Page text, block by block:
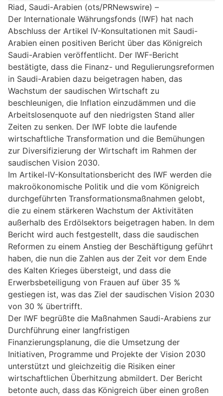
Riad, Saudi-Arabien (ots/PRNewswire) –
Der Internationale Währungsfonds (IWF) hat nach
Abschluss der Artikel IV-Konsultationen mit Saudi-
Arabien einen positiven Bericht über das Königreich
Saudi-Arabien veröffentlicht. Der IWF-Bericht
bestätigte, dass die Finanz- und Regulierungsreformen
in Saudi-Arabien dazu beigetragen haben, das
Wachstum der saudischen Wirtschaft zu
beschleunigen, die Inflation einzudämmen und die
Arbeitslosenquote auf den niedrigsten Stand aller
Zeiten zu senken. Der IWF lobte die laufende
wirtschaftliche Transformation und die Bemühungen
zur Diversifizierung der Wirtschaft im Rahmen der
saudischen Vision 2030.
Im Artikel-IV-Konsultationsbericht des IWF werden die
makroökonomische Politik und die vom Königreich
durchgeführten Transformationsmaßnahmen gelobt,
die zu einem stärkeren Wachstum der Aktivitäten
außerhalb des Erdölsektors beigetragen haben. In dem
Bericht wird auch festgestellt, dass die saudischen
Reformen zu einem Anstieg der Beschäftigung geführt
haben, die nun die Zahlen aus der Zeit vor dem Ende
des Kalten Krieges übersteigt, und dass die
Erwerbsbeteiligung von Frauen auf über 35 %
gestiegen ist, was das Ziel der saudischen Vision 2030
von 30 % übertrifft.
Der IWF begrüßte die Maßnahmen Saudi-Arabiens zur
Durchführung einer langfristigen
Finanzierungsplanung, die die Umsetzung der
Initiativen, Programme und Projekte der Vision 2030
unterstützt und gleichzeitig die Risiken einer
wirtschaftlichen Überhitzung abmildert. Der Bericht
betonte auch, dass das Königreich über einen großen